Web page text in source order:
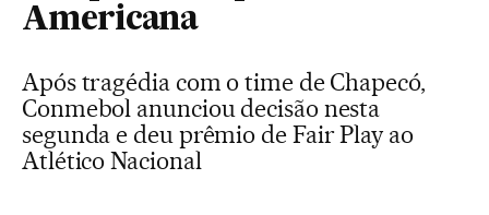
Americana
Após tragédia com o time de Chapecó,
Conmebol anunciou decisão nesta
segunda e deu prêmio de Fair Play ao
Atlético Nacional